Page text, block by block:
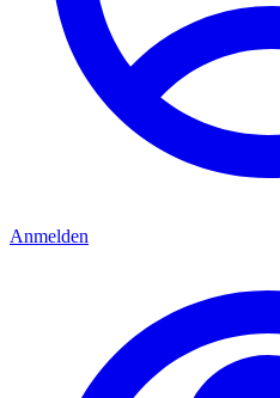
Anmelden